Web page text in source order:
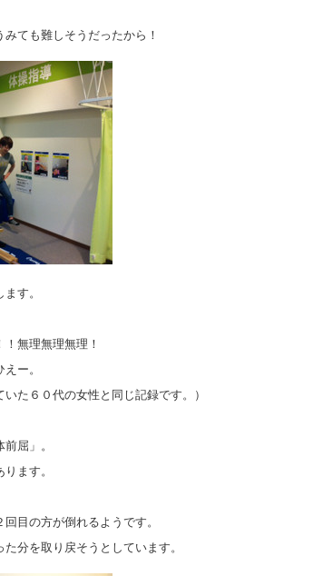
ても難しそうだったから！
す。
無理無理無理！
ー。
た６０代の女性と同じ記録です。）
屈」。
ます。
目の方が倒れるようです。
分を取り戻そうとしています。